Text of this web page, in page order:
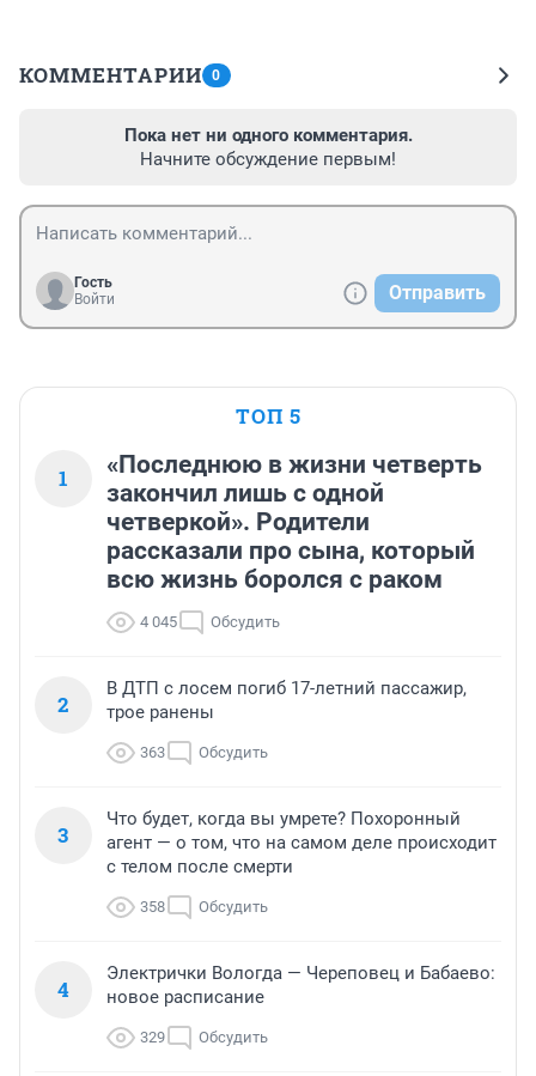
КОММЕНТАРИИ 0
Пока нет ни одного комментария.
Начните обсуждение первым!
Гость
Войти
Отправить
ТОП 5
1
«Последнюю в жизни четверть
закончил лишь с одной
четверкой». Родители
рассказали про сына, который
всю жизнь боролся с раком
4 045 Обсудить
2
В ДТП с лосем погиб 17-летний пассажир,
трое ранены
363 Обсудить
3
Что будет, когда вы умрете? Похоронный
агент — о том, что на самом деле происходит
с телом после смерти
358 Обсудить
4
Электрички Вологда — Череповец и Бабаево:
новое расписание
329 Обсудить